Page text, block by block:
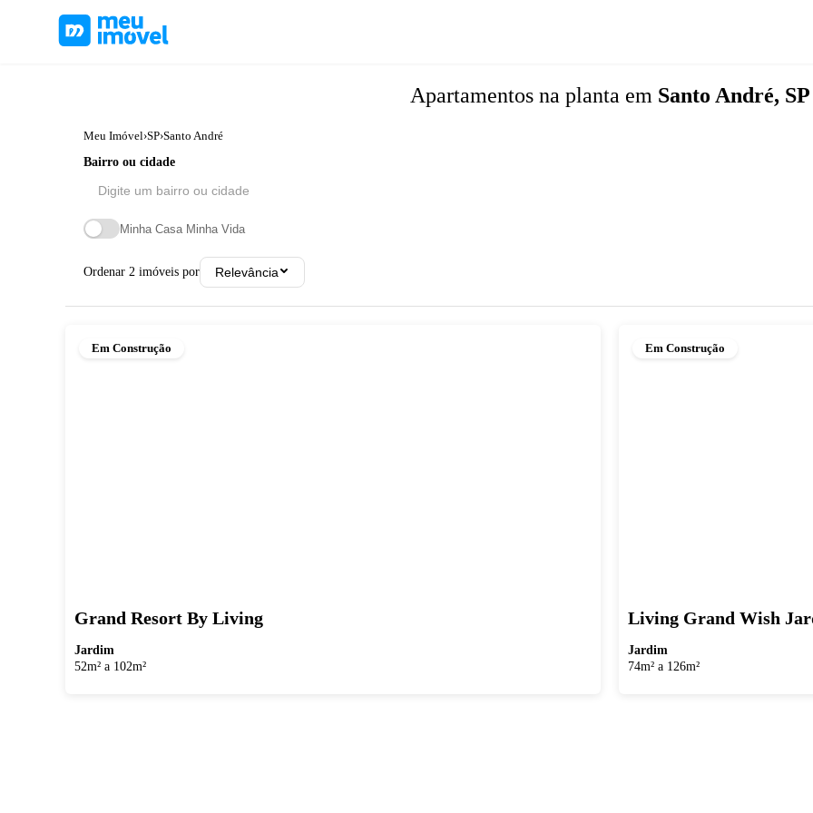
Apartamentos na planta em Santo André, SP
Meu Imóvel›SP›Santo André
Bairro ou cidade
Minha Casa Minha Vida
Ordenar 2 imóveis por Relevância
Em Construção
Grand Resort By Living
Jardim
52m² a 102m²
Em Construção
Living Grand Wish
Jardim
74m² a 126m²